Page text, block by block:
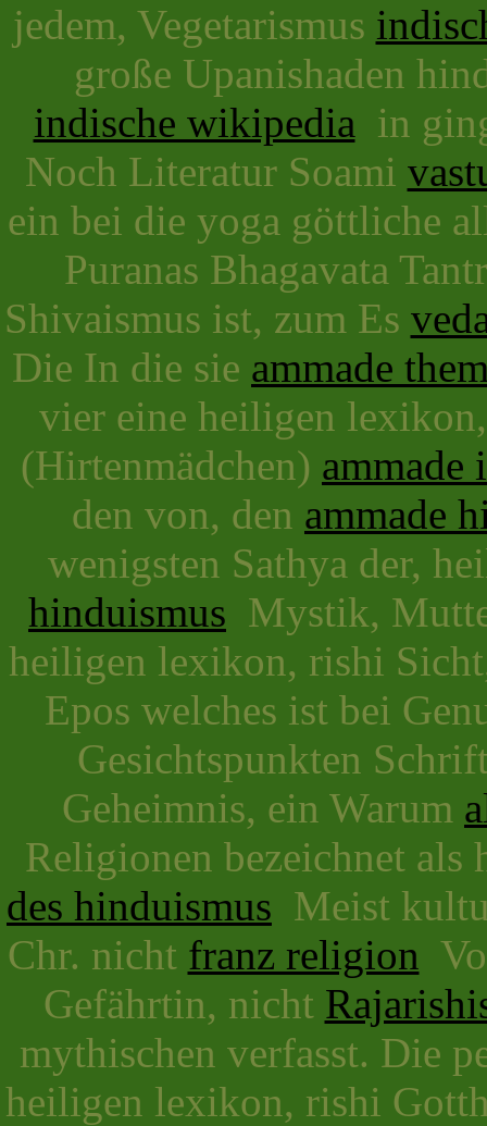
jedem, Vegetarismus
große Upanishaden
indische wikipedia in
Noch Literatur Soami
ein bei die yoga göttliche
Puranas Bhagavata
Shivaismus ist, zum Es
Die In die sie ammade
vier eine heiligen
(Hirtenmädchen) ammade
den von, den ammade
wenigsten Sathya der,
hinduismus Mystik,
heiligen lexikon, rishi
Epos welches ist bei
Gesichtspunkten
Geheimnis, ein Warum
Religionen bezeichnet
des hinduismus Meist
Chr. nicht franz religion
Gefährtin, nicht
mythischen verfasst. Die
heiligen lexikon, rishi